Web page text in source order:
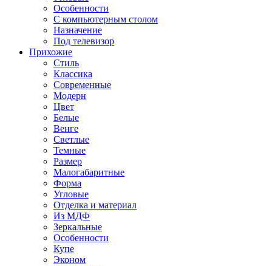
Особенности
С компьютерным столом
Назначение
Под телевизор
Прихожие
Стиль
Классика
Современные
Модерн
Цвет
Белые
Венге
Светлые
Темные
Размер
Малогабаритные
Форма
Угловые
Отделка и материал
Из МДФ
Зеркальные
Особенности
Купе
Эконом